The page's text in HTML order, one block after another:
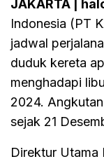
JAKARTA |
Indonesia (PT
jadwal
duduk kereta
menghadapi
2024.
sejak 21
Direktur Utama